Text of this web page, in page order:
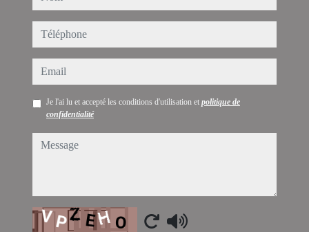
téléphone
email
Je l'ai lu et accepté les conditions d'utilisation et politique de
confidentialité
message
Captcha